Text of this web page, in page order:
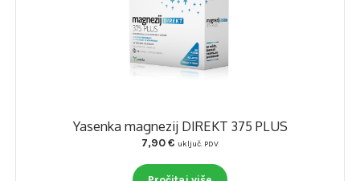
Yasenka magnezij DIREKT 375 PLUS
7,90€ uključ. PDV